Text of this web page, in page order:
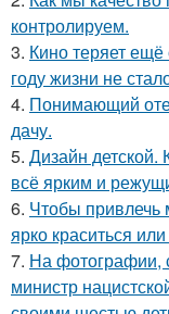
контролируем.
3. Кино теряет ещё
году жизни не
4. Понимающий
дачу.
5. Дизайн детской.
всё ярким и
6. Чтобы привлечь
ярко краситься
7. На фотографии,
министр